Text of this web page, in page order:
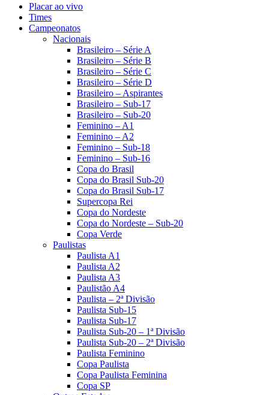
Placar ao vivo
Times
Campeonatos
Nacionais
Brasileiro – Série A
Brasileiro – Série B
Brasileiro – Série C
Brasileiro – Série D
Brasileiro – Aspirantes
Brasileiro – Sub-17
Brasileiro – Sub-20
Feminino – A1
Feminino – A2
Feminino – Sub-18
Feminino – Sub-16
Copa do Brasil
Copa do Brasil Sub-20
Copa do Brasil Sub-17
Supercopa Rei
Copa do Nordeste
Copa do Nordeste – Sub-20
Copa Verde
Paulistas
Paulista A1
Paulista A2
Paulista A3
Paulistão A4
Paulista – 2ª Divisão
Paulista Sub-15
Paulista Sub-17
Paulista Sub-20 – 1ª Divisão
Paulista Sub-20 – 2ª Divisão
Paulista Feminino
Copa Paulista
Copa Paulista Feminina
Copa SP